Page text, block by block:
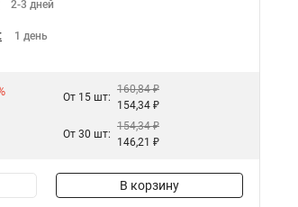
2-3 дней
1 день
От 15 шт:
160,84 ₽
154,34 ₽
От 30 шт:
154,34 ₽
146,21 ₽
В корзину